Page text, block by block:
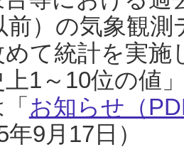
前）の気象観
て統計を実
上1～10位の値
お知らせ（
9月17日）